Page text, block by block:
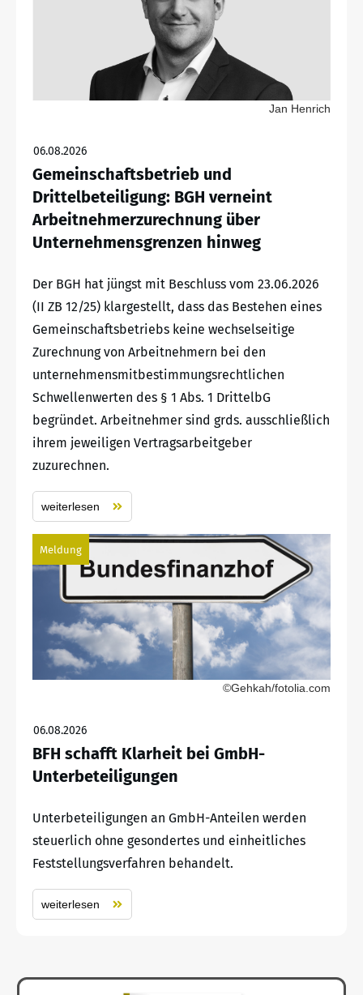
Jan Henrich
06.08.2026
Gemeinschaftsbetrieb und
Drittelbeteiligung: BGH verneint
Arbeitnehmerzurechnung über
Unternehmensgrenzen hinweg
Der BGH hat jüngst mit Beschluss vom 23.06.2026
(II ZB 12/25) klargestellt, dass das Bestehen eines
Gemeinschaftsbetriebs keine wechselseitige
Zurechnung von Arbeitnehmern bei den
unternehmensmitbestimmungsrechtlichen
Schwellenwerten des § 1 Abs. 1 DrittelbG
begründet. Arbeitnehmer sind grds. ausschließlich
ihrem jeweiligen Vertragsarbeitgeber
zuzurechnen.
weiterlesen
Meldung
©Gehkah/fotolia.com
06.08.2026
BFH schafft Klarheit bei GmbH-
Unterbeteiligungen
Unterbeteiligungen an GmbH-Anteilen werden
steuerlich ohne gesondertes und einheitliches
Feststellungsverfahren behandelt.
weiterlesen